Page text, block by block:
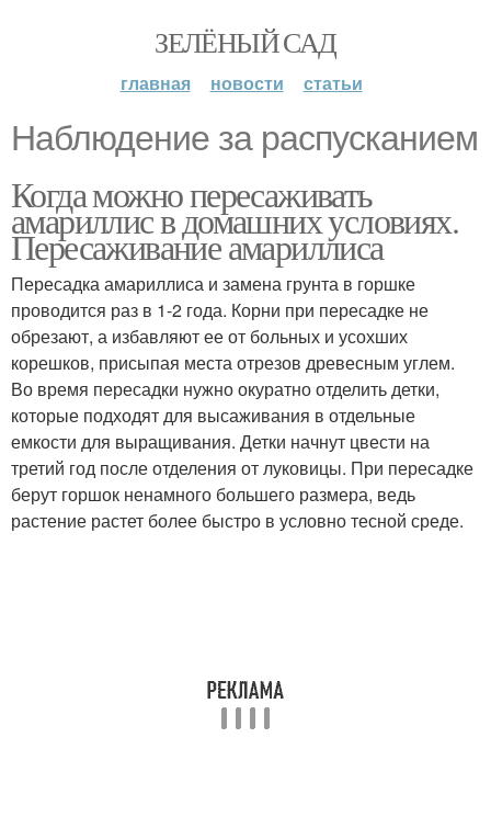
ЗЕЛЁНЫЙ САД
главная новости статьи
Наблюдение за распусканием
Когда можно пересаживать
амариллис в домашних условиях.
Пересаживание амариллиса
Пересадка амариллиса и замена грунта в горшке
проводится раз в 1-2 года. Корни при пересадке не
обрезают, а избавляют ее от больных и усохших
корешков, присыпая места отрезов древесным углем.
Во время пересадки нужно окуратно отделить детки,
которые подходят для высаживания в отдельные
емкости для выращивания. Детки начнут цвести на
третий год после отделения от луковицы. При пересадке
берут горшок ненамного большего размера, ведь
растение растет более быстро в условно тесной среде.